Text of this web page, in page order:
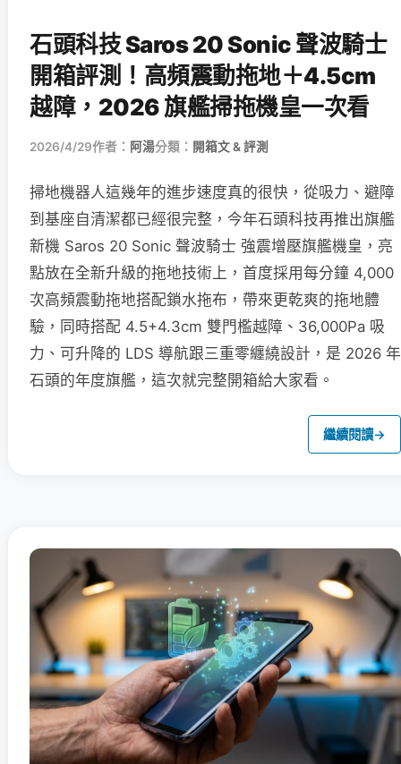
石頭科技 Saros 20 Sonic 聲波騎士
開箱評測！高頻震動拖地＋4.5cm
越障，2026 旗艦掃拖機皇一次看
2026/4/29作者： 阿湯分類： 開箱文 & 評測
掃地機器人這幾年的進步速度真的很快，從吸力、避障
到基座自清潔都已經很完整，今年石頭科技再推出旗艦
新機 Saros 20 Sonic 聲波騎士 強震增壓旗艦機皇，亮
點放在全新升級的拖地技術上，首度採用每分鐘 4,000
次高頻震動拖地搭配鎖水拖布，帶來更乾爽的拖地體
驗，同時搭配 4.5+4.3cm 雙門檻越障、36,000Pa 吸
力、可升降的 LDS 導航跟三重零纏繞設計，是 2026 年
石頭的年度旗艦，這次就完整開箱給大家看。
繼續閱讀→